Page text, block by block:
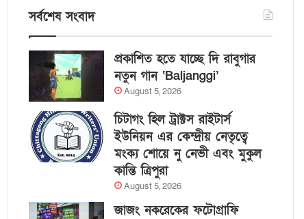
for
সর্বশেষ সংবাদ
প্রকাশিত হতে যাচ্ছে দি রাবুগার
নতুন গান ‘Baljanggi’
August 5, 2026
চিটাগং হিল ট্রাক্টস রাইটার্স
ইউনিয়ন এর কেন্দ্রীয় নেতৃত্বে
মংক্য শোয়ে নু নেভী এবং মুকুল
কান্তি ত্রিপুরা
August 5, 2026
জাজং নকরেকের ফটোগ্রাফি